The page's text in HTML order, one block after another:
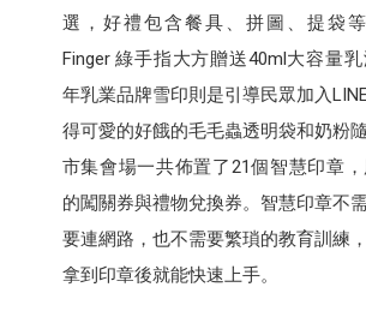
選，好禮包含餐具、拼圖、提袋
Finger 綠手指大方贈送40ml大容量
年乳業品牌雪印則是引導民眾加入
得可愛的好餓的毛毛蟲透明袋和奶粉隨
市集會場一共佈置了21個智慧印章
的闖關券與禮物兌換券。智慧印章不
要連網路，也不需要繁瑣的教育訓練
拿到印章後就能快速上手。